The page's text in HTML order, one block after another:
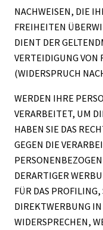
NACHWEISEN, DIE
FREIHEITEN
DIENT DER
VERTEIDIGUNG VON
(WIDERSPRUCH
WERDEN IHRE
VERARBEITET, UM
HABEN SIE DAS
GEGEN DIE
DERARTIGER
FÜR DAS
DIREKTWERBUNG
WIDERSPRECHEN,